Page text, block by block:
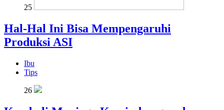
25
Hal-Hal Ini Bisa Mempengaruhi
Produksi ASI
Ibu
Tips
26